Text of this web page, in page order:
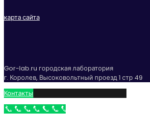
карта сайта
Gor-lab.ru городская лаборатория
г. Королев, Высоковольтный проезд 1 стр 49
Контакты
Бесплатный звонок